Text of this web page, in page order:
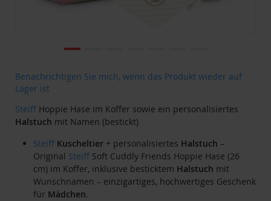
Zum
Anfang
Bildgalerie
springen
Benachrichtigen Sie mich, wenn das Produkt wieder auf
Lager ist
Steiff Hoppie Hase im Koffer sowie ein personalisiertes
Halstuch mit Namen (bestickt)
Steiff Kuscheltier + personalisiertes Halstuch –
Original Steiff Soft Cuddly Friends Hoppie Hase (26
cm) im Koffer, inklusive besticktem Halstuch mit
Wunschnamen – einzigartiges, hochwertiges Geschenk
für Mädchen.